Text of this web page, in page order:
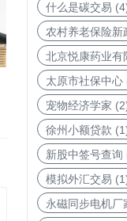
什么是碳交易
农村养老保险新
北京悦康药业有
太原市社保中心
宠物经济学家
徐州小额贷款
新股中签号查询
模拟外汇交易
永磁同步电机厂